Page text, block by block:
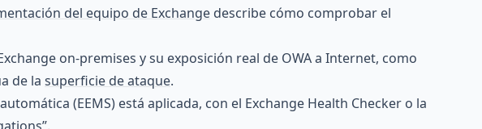
del equipo de Exchange describe cómo comprobar el
on-premises y su exposición real de OWA a Internet, como
de la superficie de ataque.
(EEMS) está aplicada, con el Exchange Health Checker o la